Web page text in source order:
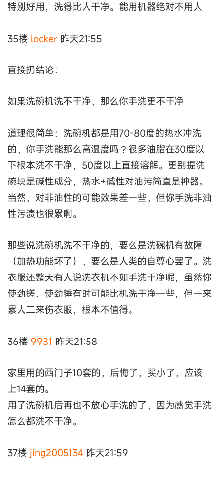
特别好用，洗得比人干净。能用机器绝对不用人
35楼 locker 昨天21:55
直接扔结论：
如果洗碗机洗不干净，那么你手洗更不干净
道理很简单：洗碗机都是用70-80度的热水冲洗
的，你手洗能那么高温度吗？很多油脂在30度以
下根本洗不干净，50度以上直接溶解。更别提洗
碗块是碱性成分，热水+碱性对油污简直是神器。
当然，对非油性的可能效果差一些，但你手洗非油
性污渍也很累啊。
那些说洗碗机洗不干净的，要么是洗碗机有故障
（加热功能坏了），要么是人类的自尊心罢了。洗
衣服还整天有人说洗衣机不如手洗干净呢，虽然你
使劲搓、使劲锤有时可能比机洗干净一些，但一来
累人二来伤衣服，根本不值得。
36楼 9981 昨天21:58
家里用的西门子10套的，后悔了，买小了，应该
上14套的。
用了洗碗机后再也不放心手洗的了，因为感觉手洗
怎么都洗不干净。
37楼 jing2005134 昨天21:59